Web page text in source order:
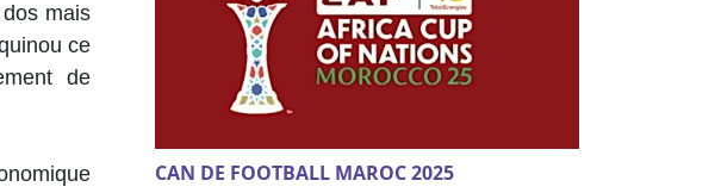
mais
ce
de
CAN DE FOOTBALL MAROC 2025